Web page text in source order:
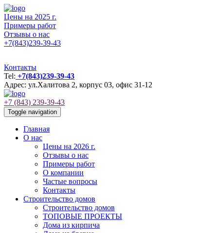
Цены на 2025 г.
Примеры работ
Отзывы о нас
+7(843)239-39-43
Контакты
Tel: +7(843)239-39-43
Адрес: ул.Халитова 2, корпус 03, офис 31-12
+7 (843) 239-39-43
Toggle navigation
Главная
О нас
Цены на 2026 г.
Отзывы о нас
Примеры работ
О компании
Частые вопросы
Контакты
Строительство домов
Строительство домов
ТОПОВЫЕ ПРОЕКТЫ
Дома из кирпича